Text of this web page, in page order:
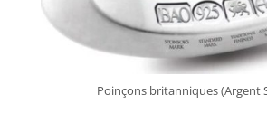
Poinçons britanniques (Argent